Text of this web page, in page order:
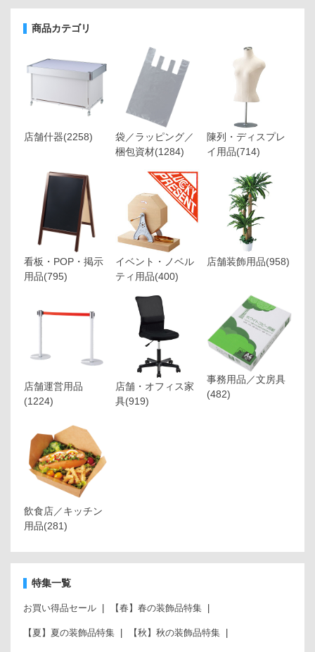
商品カテゴリ
店舗什器(2258)
袋／ラッピング／
梱包資材(1284)
陳列・ディスプレ
イ用品(714)
看板・POP・掲示
用品(795)
イベント・ノベル
ティ用品(400)
店舗装飾用品(958)
店舗運営用品
(1224)
店舗・オフィス家
具(919)
事務用品／文房具
(482)
飲食店／キッチン
用品(281)
特集一覧
お買い得品セール 【春】春の装飾品特集
【夏】夏の装飾品特集 【秋】秋の装飾品特集